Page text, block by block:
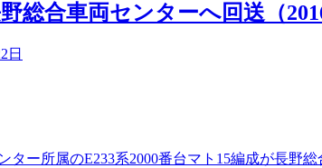
総合車両センターへ回送（
日
ター所属のE233系2000番台マト15編成が長野